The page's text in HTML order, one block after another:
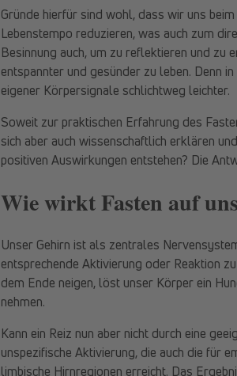
Gründe hierfür sind wohl, dass wir uns
Lebenstempo reduzieren, was auch zum
Besinnung auch, um zu reflektieren und zu
entspannter und gesünder zu leben. Denn
eigener Körpersignale schlichtweg leichter.
Soweit zur praktischen Erfahrung des
sich aber auch wissenschaftlich erklären
positiven Auswirkungen entstehen? Die
Wie wirkt Fasten auf
Unser Gehirn ist als zentrales
entsprechende Aktivierung oder Reaktion
dem Ende neigen, löst unser Körper ein
nehmen.
Kann ein Reiz nun aber nicht durch eine
unspezifische Aktivierung, die auch die für
limbische Hirnregionen erreicht. Das